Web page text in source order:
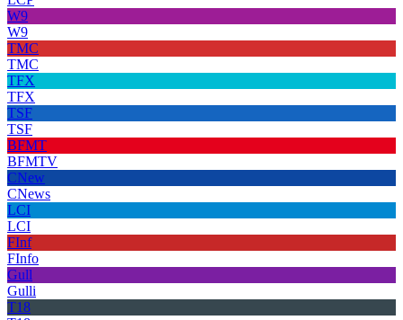
W9
W9
TMC
TMC
TFX
TFX
TSF
TSF
BFMT
BFMTV
CNew
CNews
LCI
LCI
FInf
FInfo
Gull
Gulli
T18